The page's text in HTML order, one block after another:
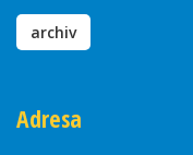
archiv
Adresa